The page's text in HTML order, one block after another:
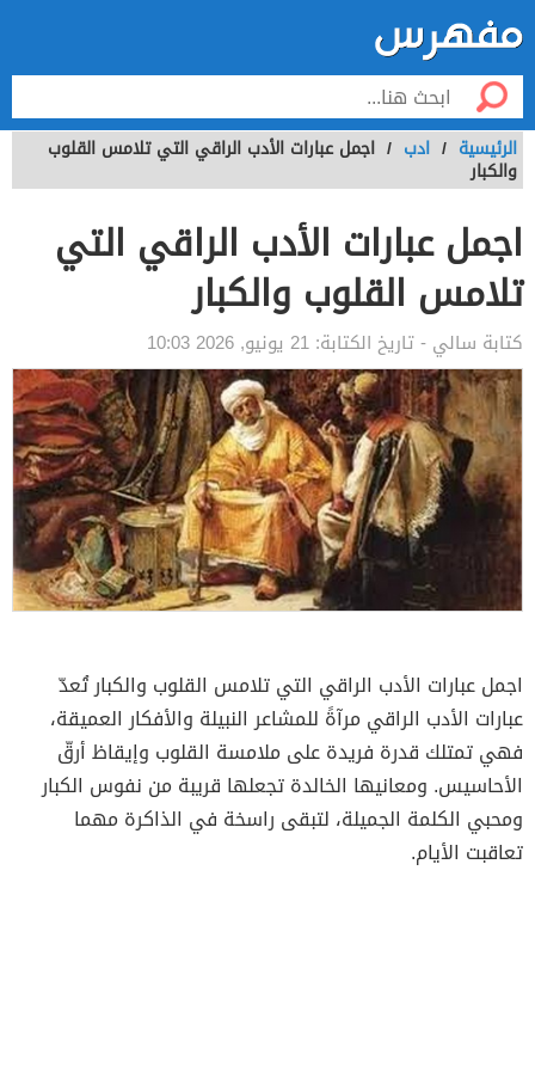
الرئيسية / ادب / اجمل عبارات الأدب الراقي التي تلامس القلوب
والكبار
اجمل عبارات الأدب الراقي التي
تلامس القلوب والكبار
كتابة سالي - تاريخ الكتابة: 21 يونيو, 2026 10:03
اجمل عبارات الأدب الراقي التي تلامس القلوب والكبار تُعدّ
عبارات الأدب الراقي مرآةً للمشاعر النبيلة والأفكار العميقة،
فهي تمتلك قدرة فريدة على ملامسة القلوب وإيقاظ أرقّ
الأحاسيس. ومعانيها الخالدة تجعلها قريبة من نفوس الكبار
ومحبي الكلمة الجميلة، لتبقى راسخة في الذاكرة مهما
تعاقبت الأيام.